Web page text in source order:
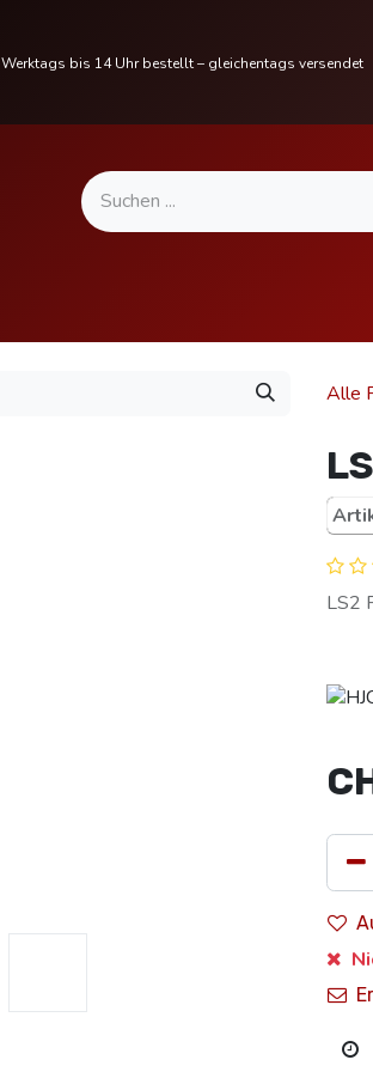
Werktags bis 14 Uhr bestellt – gleichentags versendet
Alle
LS2